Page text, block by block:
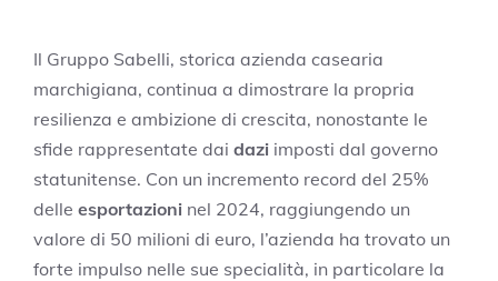
Il Gruppo Sabelli, storica azienda casearia
marchigiana, continua a dimostrare la propria
resilienza e ambizione di crescita, nonostante le
sfide rappresentate dai dazi imposti dal governo
statunitense. Con un incremento record del 25%
delle esportazioni nel 2024, raggiungendo un
valore di 50 milioni di euro, l’azienda ha trovato un
forte impulso nelle sue specialità, in particolare la